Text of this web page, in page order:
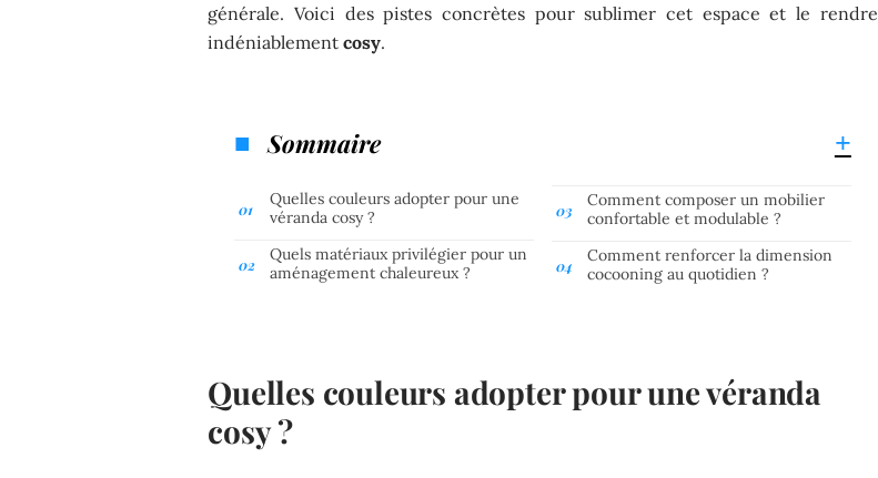
générale. Voici des pistes concrètes pour sublimer cet espace et le rendre
indéniablementcosy.
Sommaire
Quelles couleurs adopter pour une
véranda cosy ?
Quels matériaux privilégier pour un
aménagement chaleureux ?
Comment composer un mobilier
confortable et modulable ?
Comment renforcer la dimension
cocooning au quotidien ?
Quelles couleurs adopter pour une véranda
cosy ?